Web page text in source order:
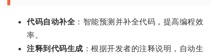
代码自动补全 ：智能预测并补全代码，提高编程效
率。
注释到代码生成 ：根据开发者的注释说明，自动生